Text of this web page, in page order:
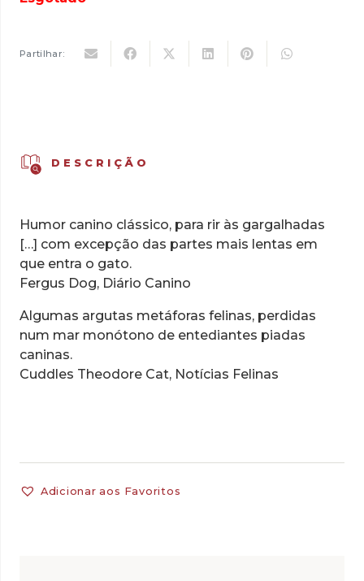
Partilhar:
DESCRIÇÃO
Humor canino clássico, para rir às gargalhadas
[…] com excepção das partes mais lentas em
que entra o gato.
Fergus Dog, Diário Canino
Algumas argutas metáforas felinas, perdidas
num mar monótono de entediantes piadas
caninas.
Cuddles Theodore Cat, Notícias Felinas
Adicionar aos Favoritos